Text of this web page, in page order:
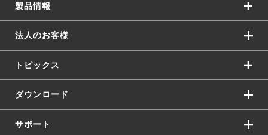
製品情報
法人のお客様
トピックス
ダウンロード
サポート